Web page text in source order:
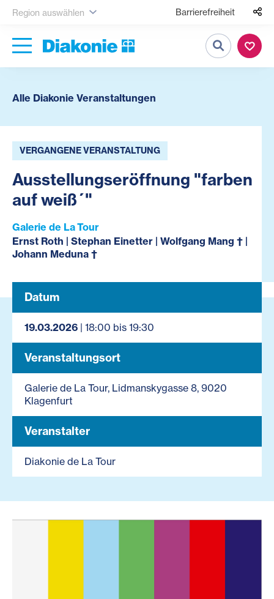
Region auswählen Barrierefreiheit
Suche
Alle Diakonie Veranstaltungen
VERGANGENE VERANSTALTUNG
Ausstellungseröffnung "farben
auf weiß´"
Galerie de La Tour
Ernst Roth | Stephan Einetter | Wolfgang Mang † |
Johann Meduna †
Datum
19.03.2026 | 18:00 bis 19:30
Veranstaltungsort
Galerie de La Tour, Lidmanskygasse 8, 9020
Klagenfurt
Veranstalter
Diakonie de La Tour